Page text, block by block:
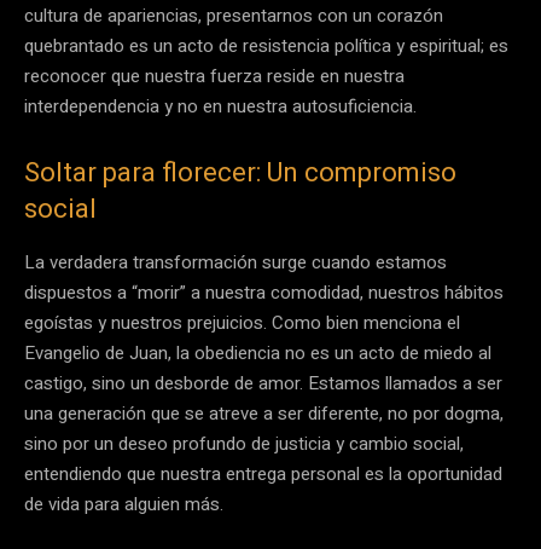
cultura de apariencias, presentarnos con un corazón
quebrantado es un acto de resistencia política y espiritual; es
reconocer que nuestra fuerza reside en nuestra
interdependencia y no en nuestra autosuficiencia.
Soltar para florecer: Un compromiso
social
La verdadera transformación surge cuando estamos
dispuestos a “morir” a nuestra comodidad, nuestros hábitos
egoístas y nuestros prejuicios. Como bien menciona el
Evangelio de Juan, la obediencia no es un acto de miedo al
castigo, sino un desborde de amor. Estamos llamados a ser
una generación que se atreve a ser diferente, no por dogma,
sino por un deseo profundo de justicia y cambio social,
entendiendo que nuestra entrega personal es la oportunidad
de vida para alguien más.